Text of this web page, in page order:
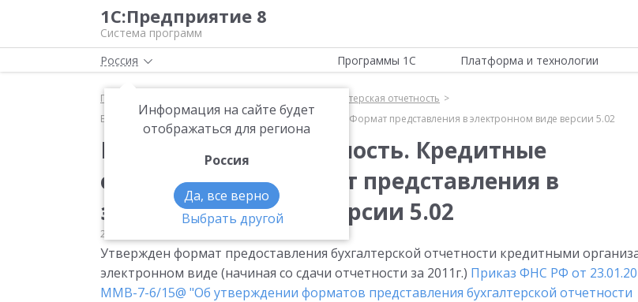
1С:Предприятие 8
Система программ
Россия
Информация на сайте будет
отображаться для региона
Россия
Да, все верно
Выбрать другой
Программы 1С Платформа и технологии
Главная
Бухгалтерская отчетность
Бухгалтерская отчетность. Кредитные организации. Формат представления в электронном виде версии 5.02
Бухгалтерская отчетность. Кредитные
организации. Формат представления в
электронном виде версии 5.02
22.02.2011
Утвержден формат предоставления бухгалтерской отчетности кредитными
электронном виде (начиная со сдачи отчетности за 2011г.) Приказ ФНС РФ от
ММВ-7-6/15@ "Об утверждении форматов представления бухгалтерской отчетности